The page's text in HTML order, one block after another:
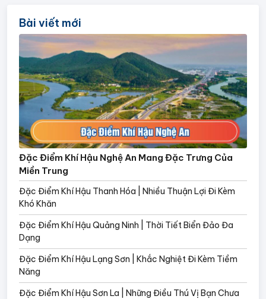
Bài viết mới
Đặc Điểm Khí Hậu Nghệ An Mang Đặc Trưng Của
Miền Trung
Đặc Điểm Khí Hậu Thanh Hóa | Nhiều Thuận Lợi Đi Kèm
Khó Khăn
Đặc Điểm Khí Hậu Quảng Ninh | Thời Tiết Biển Đảo Đa
Dạng
Đặc Điểm Khí Hậu Lạng Sơn | Khắc Nghiệt Đi Kèm Tiềm
Năng
Đặc Điểm Khí Hậu Sơn La | Những Điều Thú Vị Bạn Chưa